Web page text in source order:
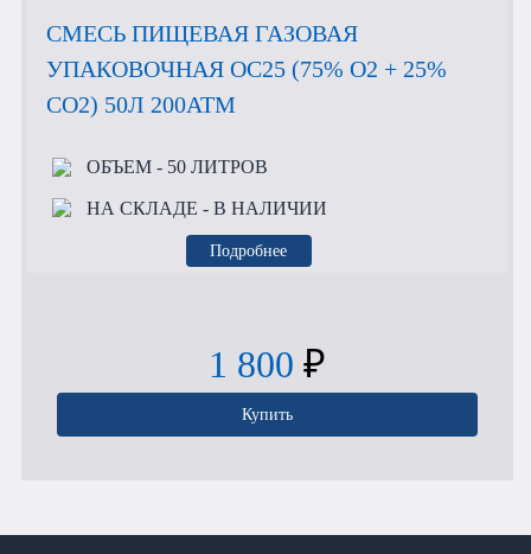
СМЕСЬ ПИЩЕВАЯ ГАЗОВАЯ
УПАКОВОЧНАЯ OC25 (75% O2 + 25%
CO2) 50Л 200АТМ
ОБЪЕМ- 50 ЛИТРОВ
НА СКЛАДЕ - В НАЛИЧИИ
Подробнее
1 800 ₽
Купить